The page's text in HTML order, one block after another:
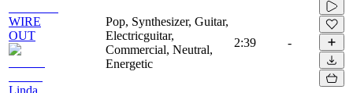
WIRE
OUT
Linda
Pop, Synthesizer, Guitar,
Electricguitar,
Commercial, Neutral,
Energetic
2:39 -